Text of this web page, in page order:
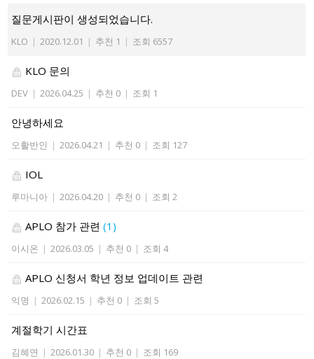
질문게시판이 생성되었습니다.
KLO | 2020.12.01 | 추천 1 | 조회 6557
KLO 문의
DEV | 2026.04.25 | 추천 0 | 조회 1
안녕하세요
오활반인 | 2026.04.21 | 추천 0 | 조회 127
IOL
루마니아 | 2026.04.20 | 추천 0 | 조회 2
APLO 참가 관련(1)
이시온 | 2026.03.05 | 추천 0 | 조회 4
APLO 신청서 학년 정보 업데이트 관련
익명 | 2026.02.15 | 추천 0 | 조회 5
계절학기 시간표
김혜연 | 2026.01.30 | 추천 0 | 조회 169